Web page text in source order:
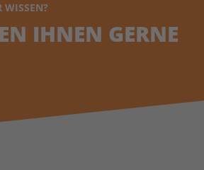
WISSEN?
IHNEN GERNE